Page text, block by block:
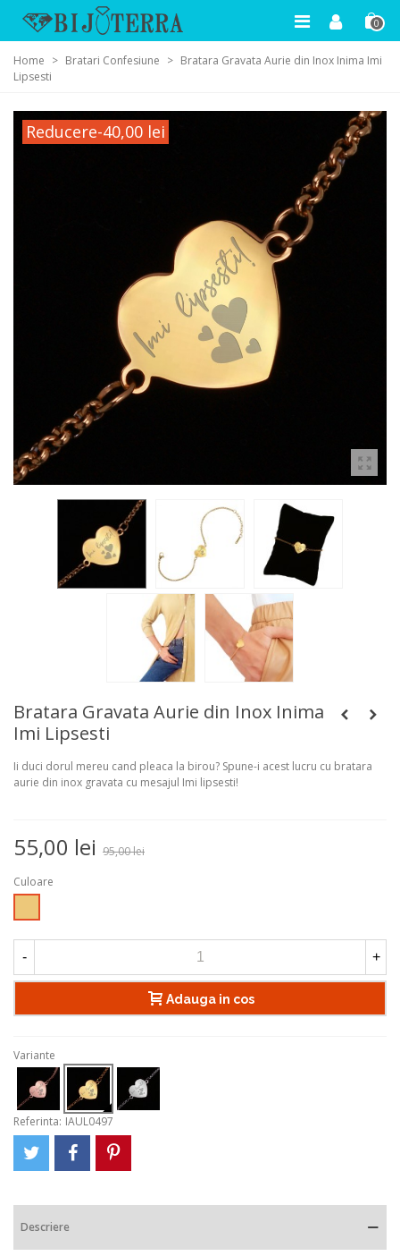
0
Home > Bratari Confesiune > Bratara Gravata Aurie din Inox Inima Imi
Lipsesti
Reducere-40,00 lei
Bratara Gravata Aurie din Inox Inima
Imi Lipsesti
Ii duci dorul mereu cand pleaca la birou? Spune-i acest lucru cu bratara
aurie din inox gravata cu mesajul Imi lipsesti!
55,00 lei 95,00 lei
Culoare
- +
Adauga in cos
Variante
Referinta: IAUL0497
Descriere